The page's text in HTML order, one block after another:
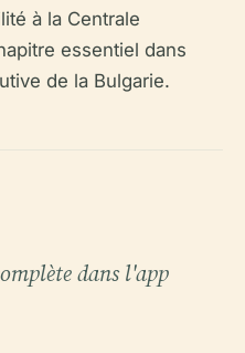
à la Centrale
essentiel dans
de la Bulgarie.
dans l'app